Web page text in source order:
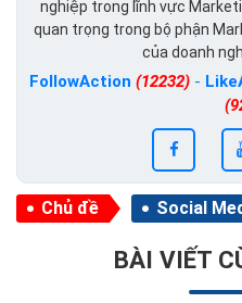
nghiệp trong lĩnh vực
quan trọng trong bộ phận
của doanh
FollowAction (12232)-
Chủ đề Social
BÀI VIẾT